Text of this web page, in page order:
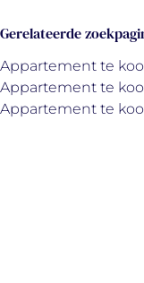
Gerelateerde
Appartement te
Appartement te
Appartement te